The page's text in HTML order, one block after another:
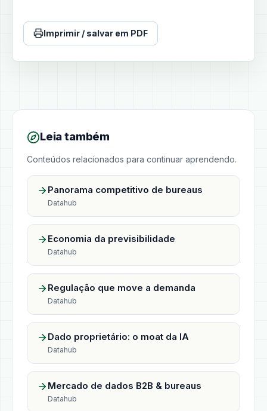
Imprimir / salvar em PDF
Leia também
Conteúdos relacionados para continuar aprendendo.
Panorama competitivo de bureaus
Datahub
Economia da previsibilidade
Datahub
Regulação que move a demanda
Datahub
Dado proprietário: o moat da IA
Datahub
Mercado de dados B2B & bureaus
Datahub